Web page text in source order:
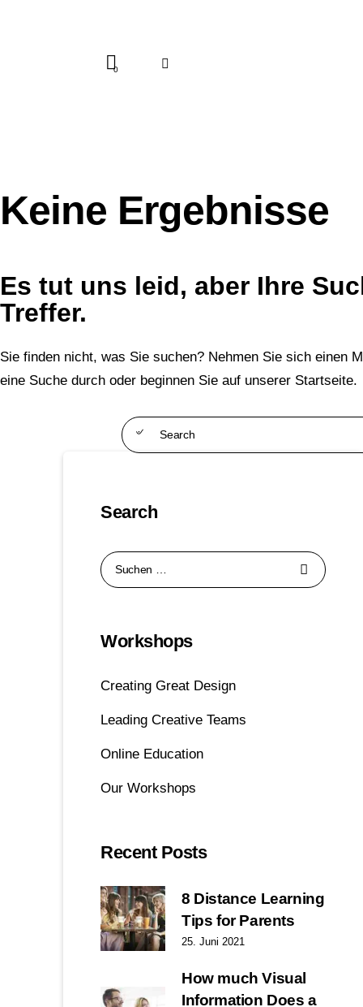
0
Keine Ergebnisse
Es tut uns leid, aber Ihre
Treffer.
Sie finden nicht, was Sie suchen? Nehmen Sie sich einen
eine Suche durch oder beginnen Sie auf unserer Startseite.
Search
Search
Suchen
nach:
Workshops
Creating Great Design
Leading Creative Teams
Online Education
Our Workshops
Recent Posts
25. Juni 2021
8 Distance Learning
Tips for Parents
How much Visual
Information Does a